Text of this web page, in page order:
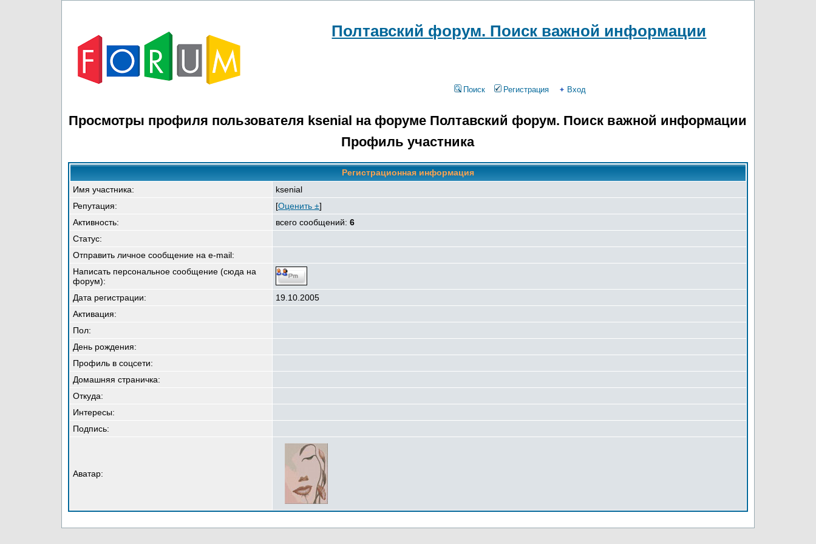
Полтавский форум. Поиск важной информации
Поиск Регистрация Вход
Просмотры профиля пользователя ksenial на форуме Полтавский форум. Поиск важной информации
Профиль участника
Регистрационная информация
Имя участника:
ksenial
Репутация:
[Оценить ±]
Активность:
всего сообщений: 6
Статус:
Отправить личное сообщение на e-mail:
Написать персональное сообщение (сюда на
форум):
Дата регистрации:
19.10.2005
Активация:
Пол:
День рождения:
Профиль в соцсети:
Домашняя страничка:
Откуда:
Интересы:
Подпись:
Аватар: